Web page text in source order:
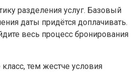
разделения услуг. Базовый
даты придётся доплачивать.
весь процесс бронирования
тем жестче условия